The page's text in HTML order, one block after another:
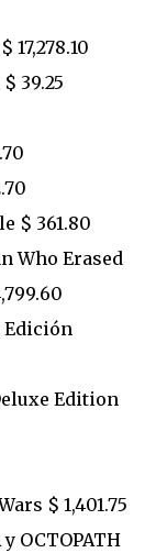
17,278.10
39.25
$ 361.80
Who Erased
Edición
Edition
$ 1,401.75
OCTOPATH